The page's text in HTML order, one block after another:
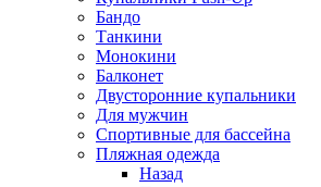
Бандо
Танкини
Монокини
Балконет
Двусторонние купальники
Для мужчин
Спортивные для бассейна
Пляжная одежда
Назад